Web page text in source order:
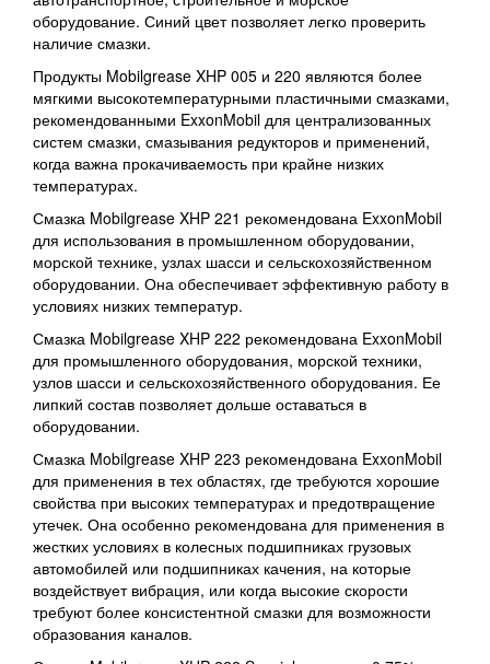
оборудование. Синий цвет позволяет легко проверить
наличие смазки.
Продукты Mobilgrease XHP 005 и 220 являются более
мягкими высокотемпературными пластичными смазками,
рекомендованными ExxonMobil для централизованных
систем смазки, смазывания редукторов и применений,
когда важна прокачиваемость при крайне низких
температурах.
Смазка Mobilgrease XHP 221 рекомендована ExxonMobil
для использования в промышленном оборудовании,
морской технике, узлах шасси и сельскохозяйственном
оборудовании. Она обеспечивает эффективную работу в
условиях низких температур.
Смазка Mobilgrease XHP 222 рекомендована ExxonMobil
для промышленного оборудования, морской техники,
узлов шасси и сельскохозяйственного оборудования. Ее
липкий состав позволяет дольше оставаться в
оборудовании.
Смазка Mobilgrease XHP 223 рекомендована ExxonMobil
для применения в тех областях, где требуются хорошие
свойства при высоких температурах и предотвращение
утечек. Она особенно рекомендована для применения в
жестких условиях в колесных подшипниках грузовых
автомобилей или подшипниках качения, на которые
воздействует вибрация, или когда высокие скорости
требуют более консистентной смазки для возможности
образования каналов.